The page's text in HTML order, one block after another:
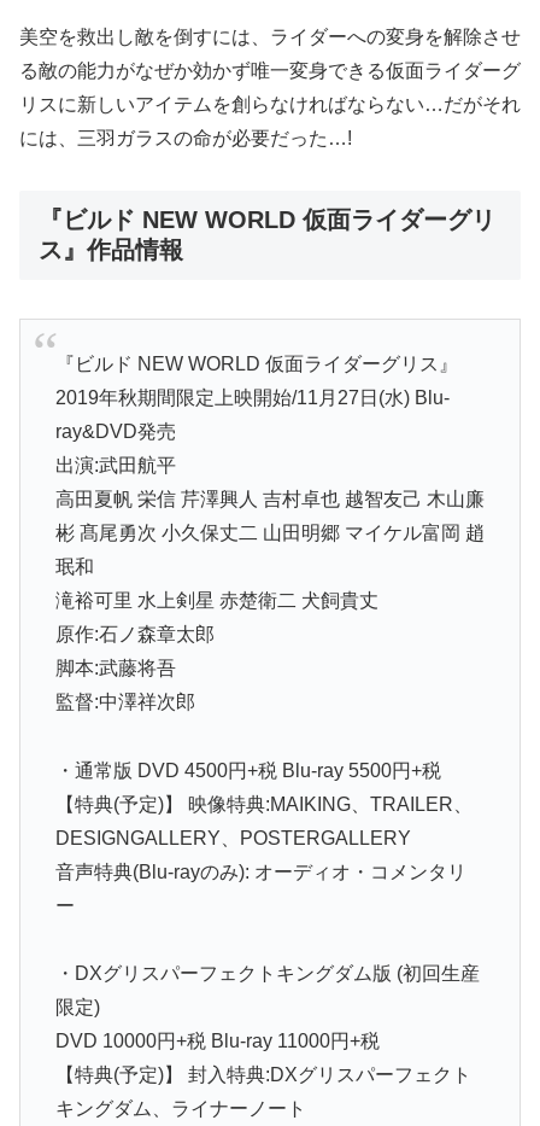
美空を救出し敵を倒すには、ライダーへの変身を解除させ
る敵の能力がなぜか効かず唯一変身できる仮面ライダーグ
リスに新しいアイテムを創らなければならない…だがそれ
には、三羽ガラスの命が必要だった…!
『ビルド NEW WORLD 仮面ライダーグリ
ス』作品情報
『ビルド NEW WORLD 仮面ライダーグリス』
2019年秋期間限定上映開始/11月27日(水) Blu-
ray&DVD発売
出演:武田航平
高田夏帆 栄信 芹澤興人 吉村卓也 越智友己 木山廉
彬 髙尾勇次 小久保丈二 山田明郷 マイケル富岡 趙
珉和
滝裕可里 水上剣星 赤楚衛二 犬飼貴丈
原作:石ノ森章太郎
脚本:武藤将吾
監督:中澤祥次郎
・通常版 DVD 4500円+税 Blu-ray 5500円+税
【特典(予定)】 映像特典:MAIKING、TRAILER、
DESIGNGALLERY、POSTERGALLERY
音声特典(Blu-rayのみ): オーディオ・コメンタリ
ー
・DXグリスパーフェクトキングダム版 (初回生産
限定)
DVD 10000円+税 Blu-ray 11000円+税
【特典(予定)】 封入特典:DXグリスパーフェクト
キングダム、ライナーノート